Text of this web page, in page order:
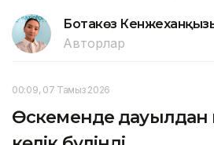
Ботакөз
Авторлар
00:09, 07 Тамыз 2026
Өскеменде дауылдан